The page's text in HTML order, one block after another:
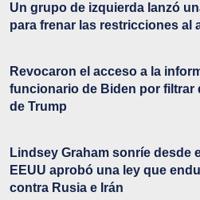
Un grupo de izquierda lanzó
para frenar las restricciones al
Revocaron el acceso a la
funcionario de Biden por filtrar
de Trump
Lindsey Graham sonríe desde
EEUU aprobó una ley que
contra Rusia e Irán